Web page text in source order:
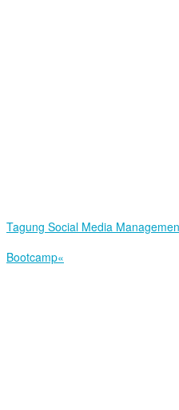
Tagung Social Media
Bootcamp«